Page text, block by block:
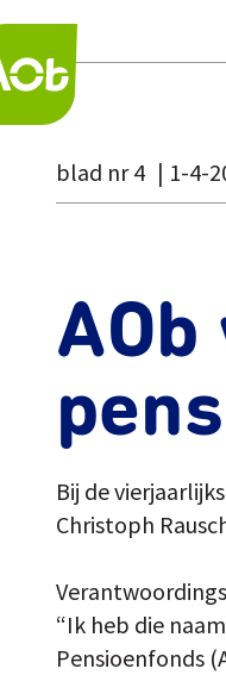
blad nr 4 1-4-
Bij de
Christoph
“Ik heb die
Pensioenfonds